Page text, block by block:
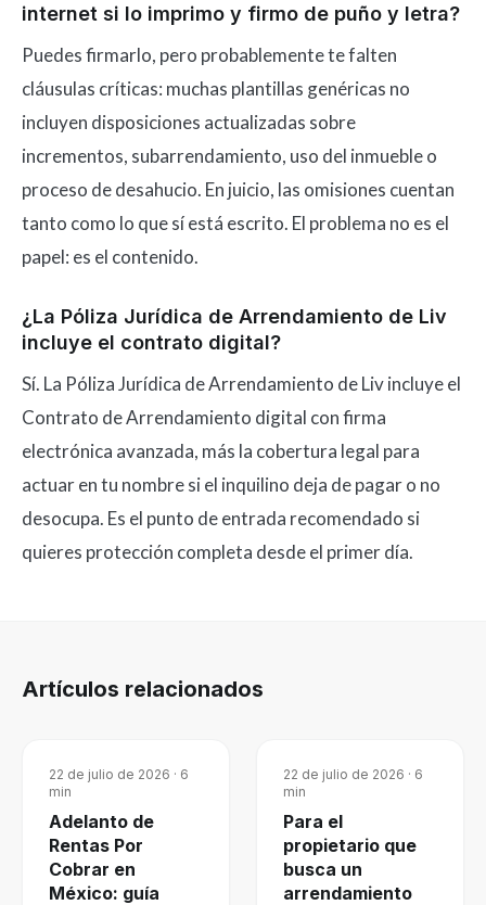
internet si lo imprimo y firmo de puño y letra?
Puedes firmarlo, pero probablemente te falten
cláusulas críticas: muchas plantillas genéricas no
incluyen disposiciones actualizadas sobre
incrementos, subarrendamiento, uso del inmueble o
proceso de desahucio. En juicio, las omisiones cuentan
tanto como lo que sí está escrito. El problema no es el
papel: es el contenido.
¿La Póliza Jurídica de Arrendamiento de Liv
incluye el contrato digital?
Sí. La Póliza Jurídica de Arrendamiento de Liv incluye el
Contrato de Arrendamiento digital con firma
electrónica avanzada, más la cobertura legal para
actuar en tu nombre si el inquilino deja de pagar o no
desocupa. Es el punto de entrada recomendado si
quieres protección completa desde el primer día.
Artículos relacionados
22 de julio de 2026 · 6
min
Adelanto de
Rentas Por
Cobrar en
México: guía
22 de julio de 2026 · 6
min
Para el
propietario que
busca un
arrendamiento